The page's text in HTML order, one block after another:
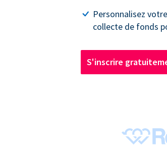
Personnalisez
collecte de fonds
S'inscrire